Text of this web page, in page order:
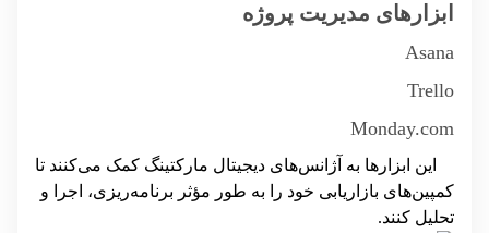
ابزارهای مدیریت پروژه
Asana
Trello
Monday.com
این ابزارها به آژانس‌های دیجیتال مارکتینگ کمک می‌کنند تا
کمپین‌های بازاریابی خود را به طور مؤثر برنامه‌ریزی، اجرا و
تحلیل کنند.